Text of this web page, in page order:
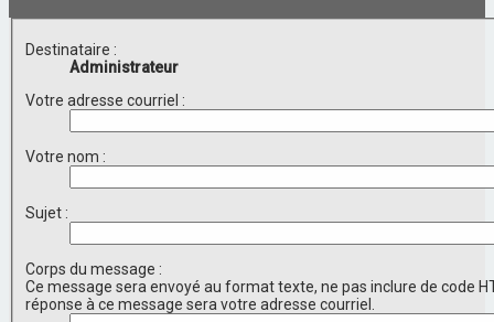
Destinataire :
Administrateur
Votre adresse courriel :
Votre nom :
Sujet :
Corps du message :
Ce message sera envoyé au format texte, ne pas inclure de code
réponse à ce message sera votre adresse courriel.